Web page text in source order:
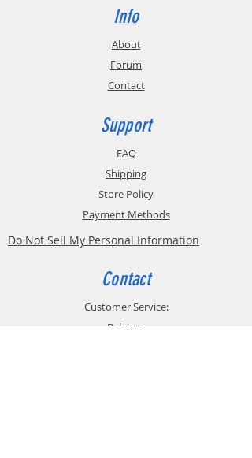
Info
About
Forum
Contact
Support
FAQ
Shipping
Store Policy
Payment Methods
Do Not Sell My Personal Information
Contact
Customer Service:
Belgium